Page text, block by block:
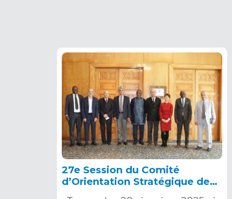
27e Session du Comité
d’Orientation Stratégique de